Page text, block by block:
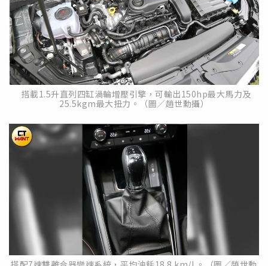
搭載1.5升直列四缸渦輪增壓引擎，可輸出150hp最大馬力及
25.5kgm最大扭力。（圖／趙世勳攝）